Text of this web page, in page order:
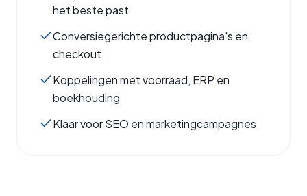
het beste past
Conversiegerichte productpagina's en
checkout
Koppelingen met voorraad, ERP en
boekhouding
Klaar voor SEO en marketingcampagnes